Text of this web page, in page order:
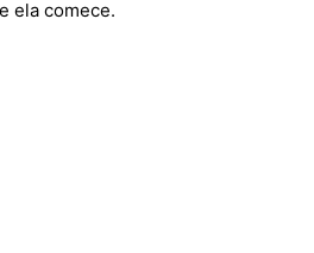
ela comece.